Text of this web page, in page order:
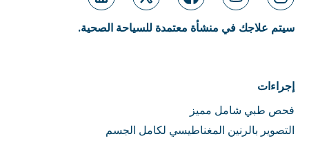
سيتم علاجك في منشأة معتمدة للسياحة الصحية.
إجراءات
فحص طبي شامل مميز
التصوير بالرنين المغناطيسي لكامل الجسم